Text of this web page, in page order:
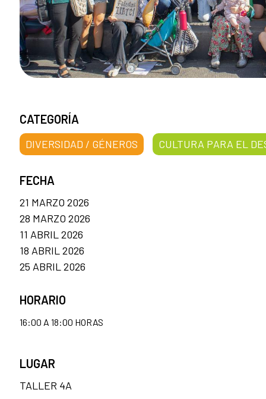
CATEGORÍA
DIVERSIDAD / GÉNEROS CULTURA PARA EL
FECHA
21 MARZO 2026
28 MARZO 2026
11 ABRIL 2026
18 ABRIL 2026
25 ABRIL 2026
HORARIO
16:00 A 18:00 HORAS
LUGAR
TALLER 4A